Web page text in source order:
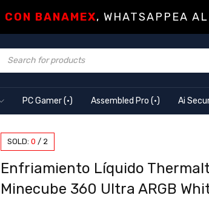
CON BANAMEX, WHATSAPPEA
PC Gamer (·) Assembled Pro (·) Ai
SOLD: 0 / 2
Enfriamiento Líquido
Minecube 360 Ultra ARGB